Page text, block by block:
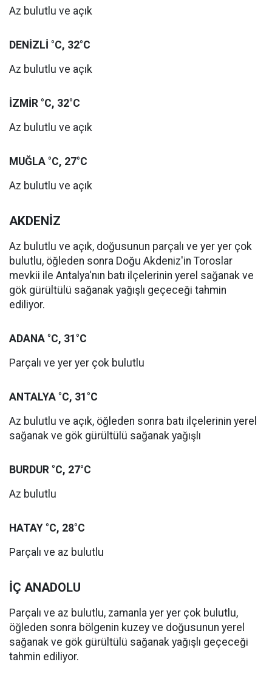
Az bulutlu ve açık
DENİZLİ °C, 32°C
Az bulutlu ve açık
İZMİR °C, 32°C
Az bulutlu ve açık
MUĞLA °C, 27°C
Az bulutlu ve açık
AKDENİZ
Az bulutlu ve açık, doğusunun parçalı ve yer yer çok
bulutlu, öğleden sonra Doğu Akdeniz'in Toroslar
mevkii ile Antalya'nın batı ilçelerinin yerel sağanak ve
gök gürültülü sağanak yağışlı geçeceği tahmin
ediliyor.
ADANA °C, 31°C
Parçalı ve yer yer çok bulutlu
ANTALYA °C, 31°C
Az bulutlu ve açık, öğleden sonra batı ilçelerinin yerel
sağanak ve gök gürültülü sağanak yağışlı
BURDUR °C, 27°C
Az bulutlu
HATAY °C, 28°C
Parçalı ve az bulutlu
İÇ ANADOLU
Parçalı ve az bulutlu, zamanla yer yer çok bulutlu,
öğleden sonra bölgenin kuzey ve doğusunun yerel
sağanak ve gök gürültülü sağanak yağışlı geçeceği
tahmin ediliyor.